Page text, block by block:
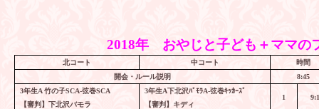
2018年 おやじと子ども＋ママの
北コート 中コート
時間
開会・ルール説明
8:45
3年生A竹の子SCA-弦巻SCA 3年生A下北沢ﾊﾞﾓﾗA-弦巻ｷｯｶｰｽﾞ
1
【審判】下北沢バモラ
【審判】キディ